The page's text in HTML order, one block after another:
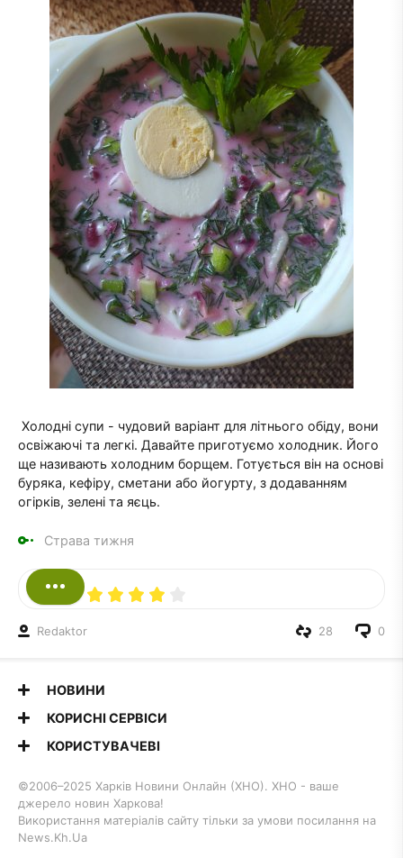
Холодні супи - чудовий варіант для літнього обіду, вони
освіжаючі та легкі. Давайте приготуємо холодник. Його
ще називають холодним борщем. Готується він на основі
буряка, кефіру, сметани або йогурту, з додаванням
огірків, зелені та яєць.
Страва тижня
Redaktor 0
28
НОВИНИ
КОРИСНІ СЕРВІСИ
КОРИСТУВАЧЕВІ
©2006–2025 Харків Новини Онлайн (ХНО). ХНО - ваше
джерело новин Харкова!
Використання матеріалів сайту тільки за умови посилання на
News.Kh.Ua